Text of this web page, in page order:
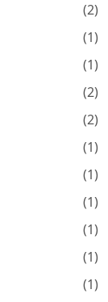
(2)
(1)
(1)
(2)
(2)
(1)
(1)
(1)
(1)
(1)
(1)